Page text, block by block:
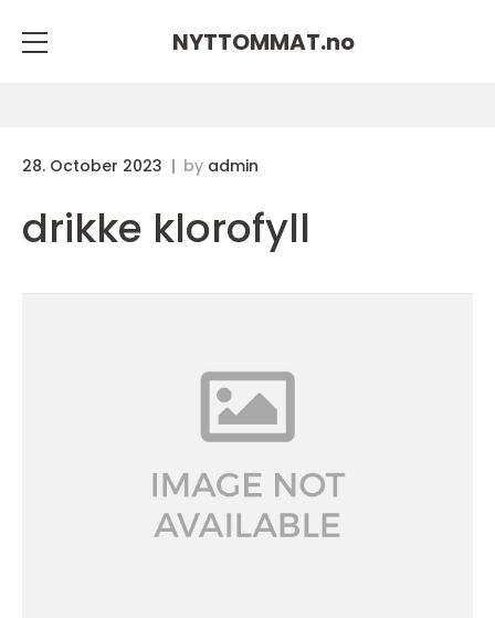
NYTTOMMAT.no
28. October 2023 by admin
drikke klorofyll